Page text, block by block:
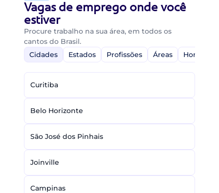
Vagas de emprego onde você
estiver
Procure trabalho na sua área, em todos os
cantos do Brasil.
Cidades
Estados Profissões Áreas Home-
Curitiba
Belo Horizonte
São José dos Pinhais
Joinville
Campinas